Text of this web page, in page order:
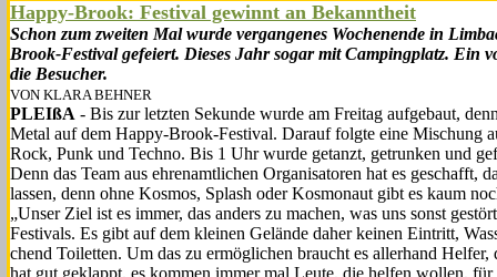
Happy-Brook: Festival gewinnt an Bekanntheit
Schon zum zweiten Mal wurde vergangenes Wochenende in
Brook-Festival gefeiert. Dieses Jahr sogar mit Campingplatz. Ein
die Besucher.
VON KLARA BEHNER
PLEIßA - Bis zur letzten Sekunde wurde am Freitag aufgebaut,
Metal auf dem Hap­py-Brook-Festival. Darauf folgte eine Mischung
Rock, Punk und Techno. Bis 1 Uhr wurde getanzt, getrunken und
Denn das Team aus ehrenamtlichen Organisatoren hat es geschafft,
lassen, denn ohne Kosmos, Splash oder Kosmonaut gibt es kaum
„Unser Ziel ist es immer, das an­ders zu machen, was uns sonst
Festivals. Es gibt auf dem kleinen Gelände daher kei­nen Eintritt,
chend Toiletten. Um das zu ermöglichen braucht es allerhand
hat gut ge­klappt, es kommen immer mal Leu­te, die helfen wollen,